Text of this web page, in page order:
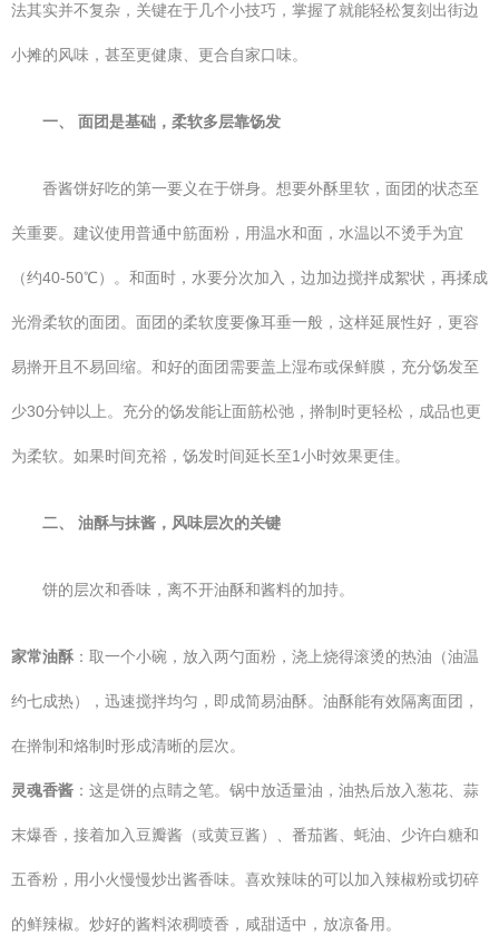
法其实并不复杂，关键在于几个小技巧，掌握了就能轻松复刻出街边
小摊的风味，甚至更健康、更合自家口味。
一、 面团是基础，柔软多层靠饧发
香酱饼好吃的第一要义在于饼身。想要外酥里软，面团的状态至
关重要。建议使用普通中筋面粉，用温水和面，水温以不烫手为宜
（约40-50℃）。和面时，水要分次加入，边加边搅拌成絮状，再揉成
光滑柔软的面团。面团的柔软度要像耳垂一般，这样延展性好，更容
易擀开且不易回缩。和好的面团需要盖上湿布或保鲜膜，充分饧发至
少30分钟以上。充分的饧发能让面筋松弛，擀制时更轻松，成品也更
为柔软。如果时间充裕，饧发时间延长至1小时效果更佳。
二、 油酥与抹酱，风味层次的关键
饼的层次和香味，离不开油酥和酱料的加持。
家常油酥 ：取一个小碗，放入两勺面粉，浇上烧得滚烫的热油（油温
约七成热），迅速搅拌均匀，即成简易油酥。油酥能有效隔离面团，
在擀制和烙制时形成清晰的层次。
灵魂香酱 ：这是饼的点睛之笔。锅中放适量油，油热后放入葱花、蒜
末爆香，接着加入豆瓣酱（或黄豆酱）、番茄酱、蚝油、少许白糖和
五香粉，用小火慢慢炒出酱香味。喜欢辣味的可以加入辣椒粉或切碎
的鲜辣椒。炒好的酱料浓稠喷香，咸甜适中，放凉备用。